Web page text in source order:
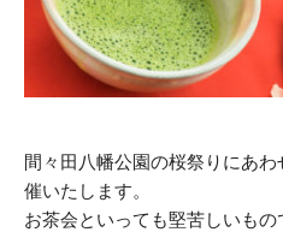
間々田八幡公園の桜祭りにあ
催いたします。
お茶会といっても堅苦しいも